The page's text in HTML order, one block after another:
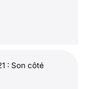
: Son côté